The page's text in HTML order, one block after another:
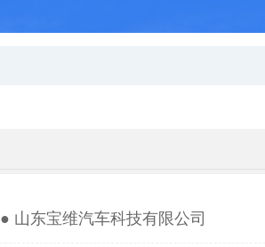
● 山东宝维汽车科技有限公司